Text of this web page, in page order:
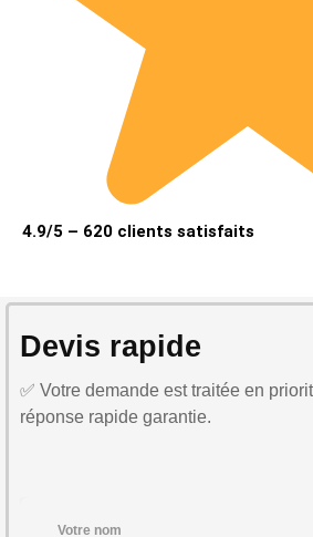
4.9/5 – 620 clients satisfaits
Devis rapide
✅ Votre demande est traitée en
réponse rapide garantie.
Votre nom